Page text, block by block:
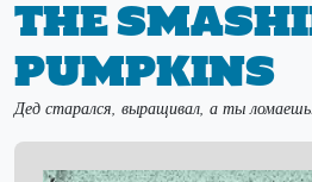
The
Pumpkins
Дед старался, выращивал, а ты